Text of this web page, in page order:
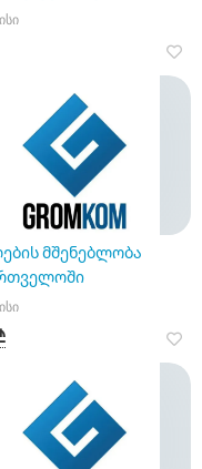
მშენებლობა